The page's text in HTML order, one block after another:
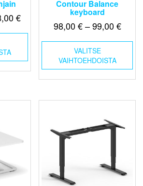
€Hintaluokka:
333,00 €
Tällä
tuotteella
useampi
muunnelma.
valinnat
Contour Balance
keyboard
98,00€ – 99,00€
VALITSE
VAIHTOEHDOISTA